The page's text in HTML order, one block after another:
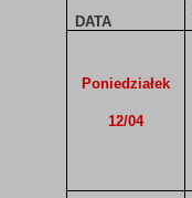
DATA
Poniedziałek
12/04